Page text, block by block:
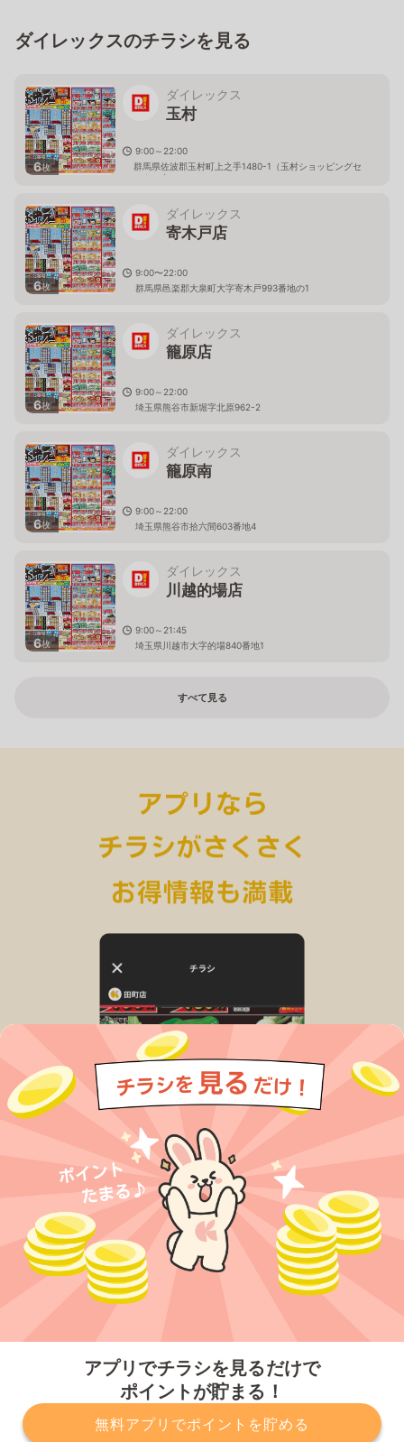
アプリでチラシを見るだけで
ポイントが貯まる！
無料アプリでポイントを貯める
ダイレックスのチラシを見る
6枚
ダイレックス
玉村
9:00～22:00
群馬県佐波郡玉村町上之手1480-1（玉村ショッピングセ
ンター内）
6枚
ダイレックス
寄木戸店
9:00〜22:00
群馬県邑楽郡大泉町大字寄木戸993番地の1
6枚
ダイレックス
籠原店
9:00～22:00
埼玉県熊谷市新堀字北原962-2
6枚
ダイレックス
籠原南
9:00～22:00
埼玉県熊谷市拾六間603番地4
6枚
ダイレックス
川越的場店
9:00～21:45
埼玉県川越市大字的場840番地1
すべて見る